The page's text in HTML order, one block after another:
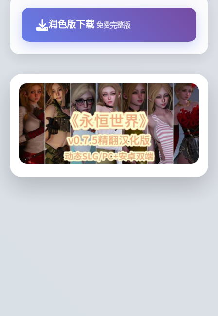
润色版下载 免费完整版